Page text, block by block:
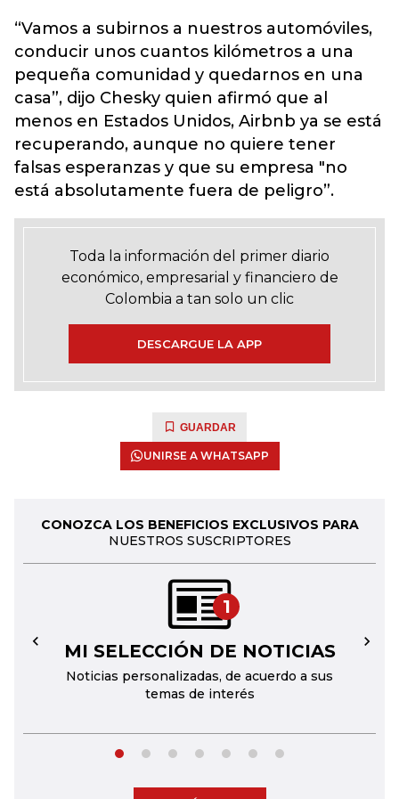
“Vamos a subirnos a nuestros automóviles,
conducir unos cuantos kilómetros a una
pequeña comunidad y quedarnos en una
casa”, dijo Chesky quien afirmó que al
menos en Estados Unidos, Airbnb ya se está
recuperando, aunque no quiere tener
falsas esperanzas y que su empresa "no
está absolutamente fuera de peligro”.
Toda la información del primer diario
económico, empresarial y financiero de
Colombia a tan solo un clic
DESCARGUE LA APP
GUARDAR
UNIRSE A WHATSAPP
CONOZCA LOS BENEFICIOS EXCLUSIVOS PARA
NUESTROS SUSCRIPTORES
1
MI SELECCIÓN DE NOTICIAS
Noticias personalizadas, de acuerdo a sus
temas de interés
← →